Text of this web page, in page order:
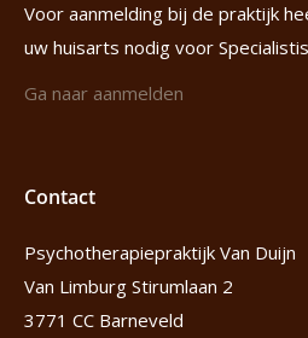
Voor aanmelding bij de praktijk
uw huisarts nodig voor
Ga naar aanmelden
Contact
Psychotherapiepraktijk Van Duijn
Van Limburg Stirumlaan 2
3771 CC Barneveld